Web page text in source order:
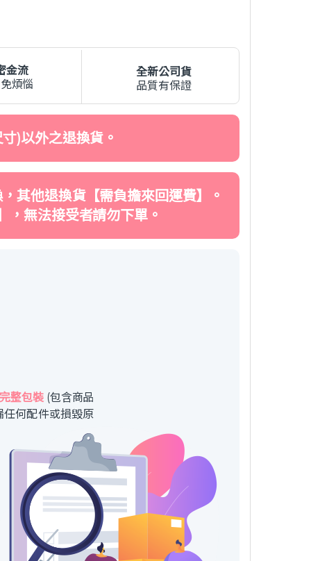
金流
煩惱
全新公司貨
品質有保證
)以外之退換貨。
其他退換貨【需負擔來回運費】。
，無法接受者請勿下單。
整包裝(包含商品
何配件或損毀原